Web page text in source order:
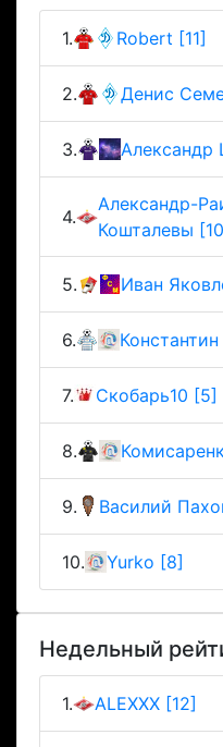
1. Robert [11]
2. Денис
3. Александр
4.
Александр-
Кошталевы
5. Иван
6.
7. Скобарь10 [5]
8.
9. Василий
10. Yurko [8]
Недельный
1. ALEXXX [12]